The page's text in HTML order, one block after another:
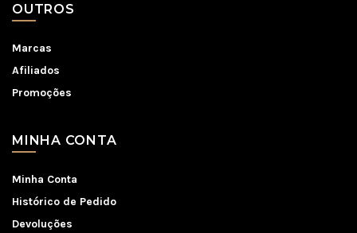
OUTROS
Marcas
Afiliados
Promoções
MINHA CONTA
Minha Conta
Histórico de Pedido
Devoluções